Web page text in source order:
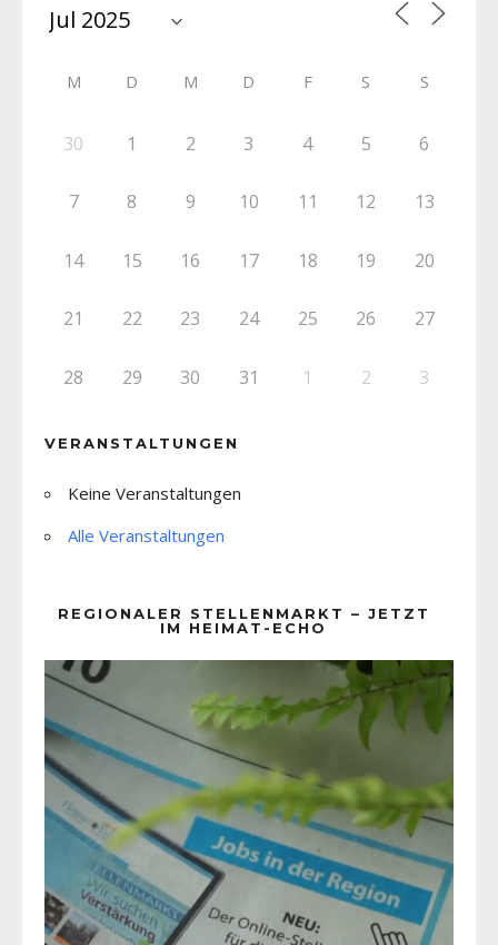
M D M D F S S
30 1 2 3 4 5 6
7 8 9 10 11 12 13
14 15 16 17 18 19 20
21 22 23 24 25 26 27
28 29 30 31 1 2 3
VERANSTALTUNGEN
Keine Veranstaltungen
Alle Veranstaltungen
REGIONALER STELLENMARKT – JETZT
IM HEIMAT-ECHO
Player